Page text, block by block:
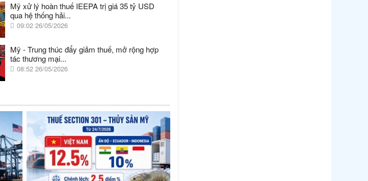
Mỹ xử lý hoàn thuế IEEPA trị giá 35 tỷ USD
qua hệ thống hải...
09:02 26/05/2026
Mỹ - Trung thúc đẩy giảm thuế, mở rộng hợp
tác thương mại...
08:52 26/05/2026